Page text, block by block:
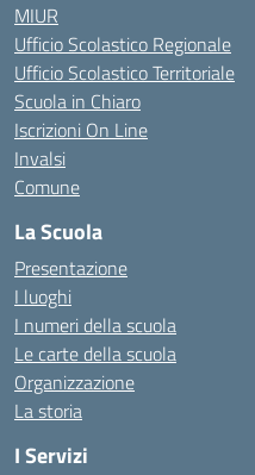
MIUR
Ufficio Scolastico Regionale
Ufficio Scolastico Territoriale
Scuola in Chiaro
Iscrizioni On Line
Invalsi
Comune
La Scuola
Presentazione
I luoghi
I numeri della scuola
Le carte della scuola
Organizzazione
La storia
I Servizi